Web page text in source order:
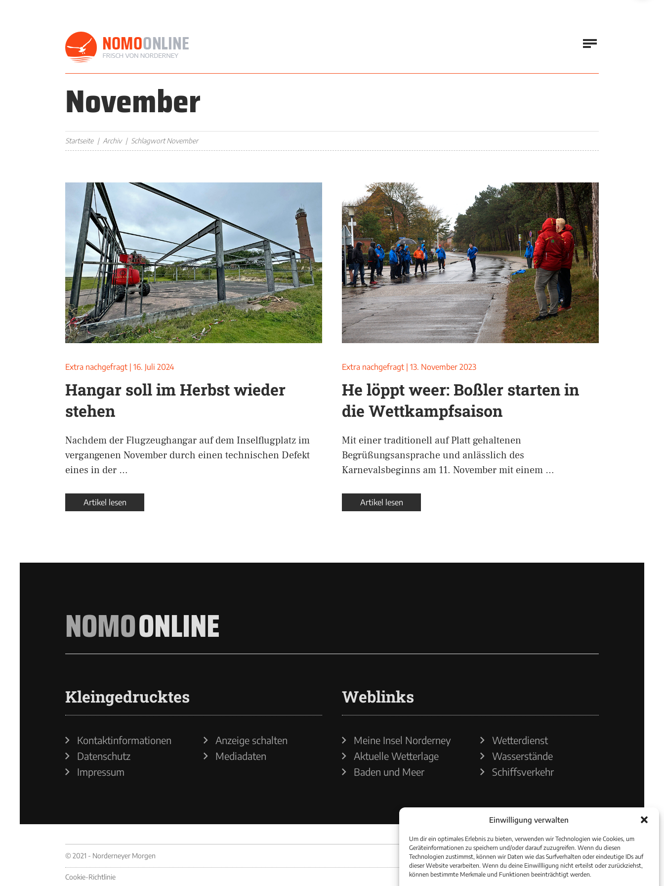
Einwilligung verwalten
Um dir ein optimales Erlebnis zu bieten, verwenden wir Technologien wie Cookies, um
Geräteinformationen zu speichern und/oder darauf zuzugreifen. Wenn du diesen
Technologien zustimmst, können wir Daten wie das Surfverhalten oder eindeutige IDs auf
dieser Website verarbeiten. Wenn du deine Einwillligung nicht erteilst oder zurückziehst,
können bestimmte Merkmale und Funktionen beeinträchtigt werden.
November
Startseite Archiv Schlagwort November
Extra nachgefragt 16. Juli 2024
Hangar soll im Herbst wieder
stehen
Nachdem der Flugzeughangar auf dem Inselflugplatz im
vergangenen November durch einen technischen Defekt
eines in der …
Artikel lesen
Extra nachgefragt 13. November 2023
He löppt weer: Boßler starten in
die Wettkampfsaison
Mit einer traditionell auf Platt gehaltenen
Begrüßungsansprache und anlässlich des
Karnevalsbeginns am 11. November mit einem …
Artikel lesen
NOMOONLINE
Kleingedrucktes
Kontaktinformationen
Datenschutz
Impressum
Anzeige schalten
Mediadaten
Weblinks
Meine Insel Norderney
Aktuelle Wetterlage
Baden und Meer
Wetterdienst
Wasserstände
Schiffsverkehr
© 2021 - Norderneyer Morgen
Cookie-Richtlinie